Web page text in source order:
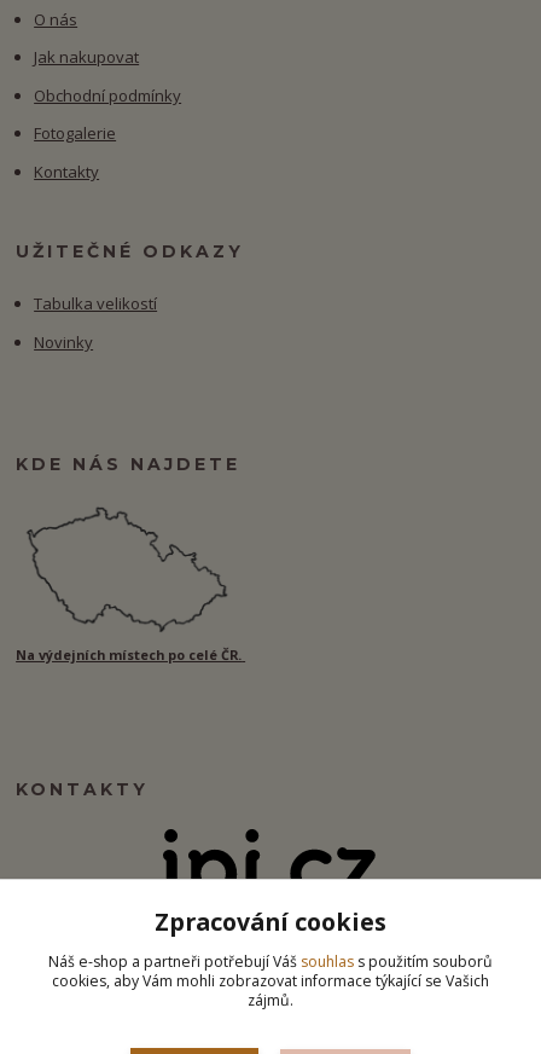
O nás
Jak nakupovat
Obchodní podmínky
Fotogalerie
Kontakty
UŽITEČNÉ ODKAZY
Tabulka velikostí
Novinky
KDE NÁS NAJDETE
Na výdejních místech po celé ČR.
KONTAKTY
info@ipj.cz
Zpracování cookies
Náš e-shop a partneři potřebují Váš souhlas s použitím souborů
cookies, aby Vám mohli zobrazovat informace týkající se Vašich
zájmů.